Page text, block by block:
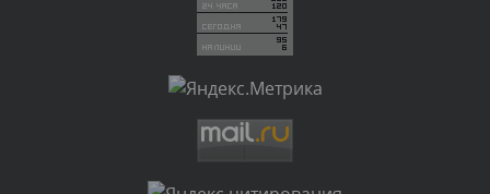
Комментарий проверяется
Текст комментария будет виден после проверки
администратором.
Текст комментария будет виден после проверки